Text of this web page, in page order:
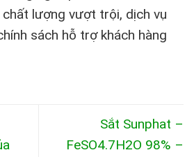
lượng vượt trội, dịch vụ
sách hỗ trợ khách hàng
Sắt Sunphat –
FeSO4.7H2O 98% –